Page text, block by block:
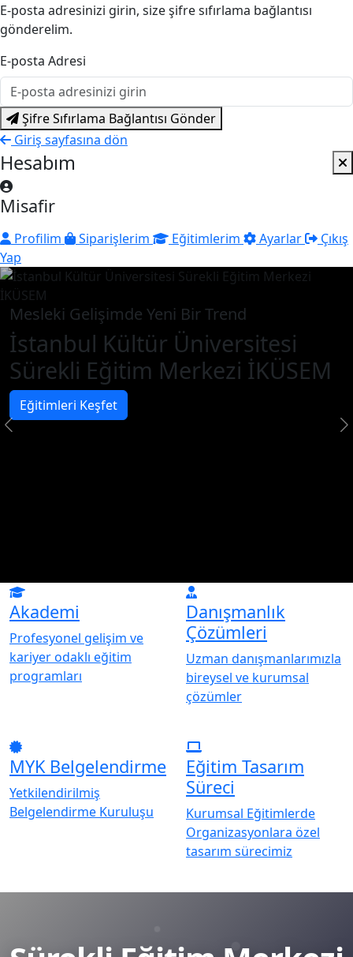
E-posta adresinizi girin, size şifre sıfırlama bağlantısı
gönderelim.
E-posta Adresi
Şifre Sıfırlama Bağlantısı Gönder
Giriş sayfasına dön
Hesabım
Misafir
Profilim Siparişlerim Eğitimlerim Ayarlar
Çıkış
Yap
Mesleki Gelişimde Yeni Bir Trend
İstanbul Kültür Üniversitesi
Sürekli Eğitim Merkezi İKÜSEM
Eğitimleri Keşfet
Akademi
Profesyonel gelişim ve
kariyer odaklı eğitim
programları
Danışmanlık
Çözümleri
Uzman danışmanlarımızla
bireysel ve kurumsal
çözümler
MYK Belgelendirme
Yetkilendirilmiş
Belgelendirme Kuruluşu
Eğitim Tasarım
Süreci
Kurumsal Eğitimlerde
Organizasyonlara özel
tasarım sürecimiz